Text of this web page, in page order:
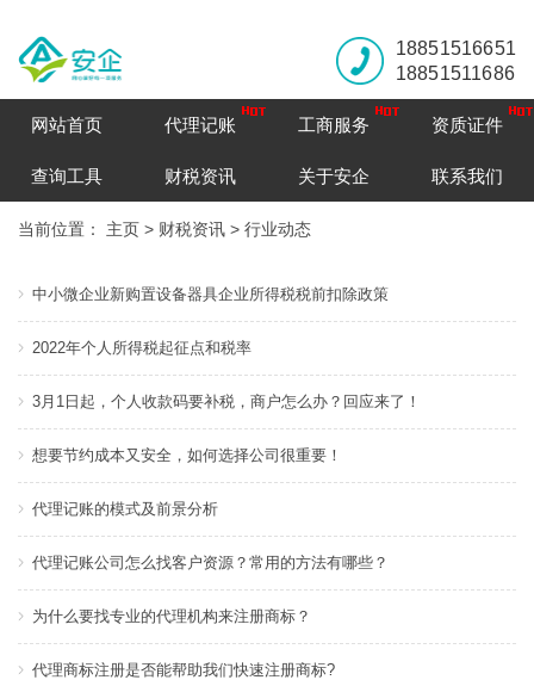
18851516651
18851511686
网站首页 代理记账 工商服务 资质证件
查询工具 财税资讯 关于安企 联系我们
当前位置： 主页 > 财税资讯 > 行业动态
中小微企业新购置设备器具企业所得税税前扣除政策
2022年个人所得税起征点和税率
3月1日起，个人收款码要补税，商户怎么办？回应来了！
想要节约成本又安全，如何选择公司很重要！
代理记账的模式及前景分析
代理记账公司怎么找客户资源？常用的方法有哪些？
为什么要找专业的代理机构来注册商标？
代理商标注册是否能帮助我们快速注册商标?